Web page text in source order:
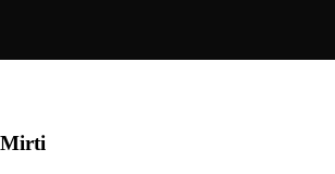
Mirti